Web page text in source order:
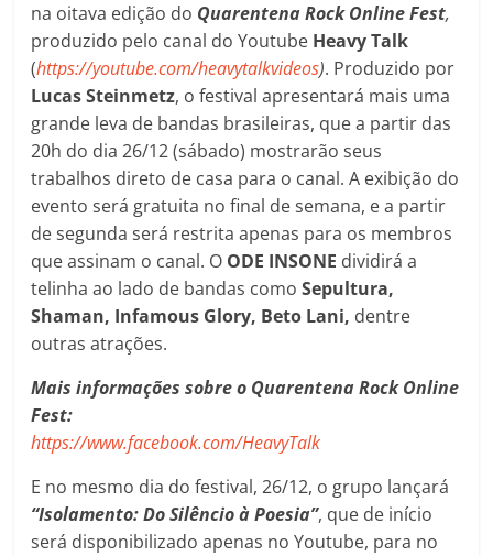
na oitava edição do Quarentena Rock Online Fest,
produzido pelo canal do Youtube Heavy Talk
(https://youtube.com/heavytalkvideos). Produzido por
Lucas Steinmetz, o festival apresentará mais uma
grande leva de bandas brasileiras, que a partir das
20h do dia 26/12 (sábado) mostrarão seus
trabalhos direto de casa para o canal. A exibição do
evento será gratuita no final de semana, e a partir
de segunda será restrita apenas para os membros
que assinam o canal. O ODE INSONE dividirá a
telinha ao lado de bandas comoSepultura,
Shaman, Infamous Glory, Beto Lani, dentre
outras atrações.
Mais informações sobre o Quarentena Rock Online
Fest:
https://www.facebook.com/HeavyTalk
E no mesmo dia do festival, 26/12, o grupo lançará
“Isolamento: Do Silêncio à Poesia”, que de início
será disponibilizado apenas no Youtube, para no